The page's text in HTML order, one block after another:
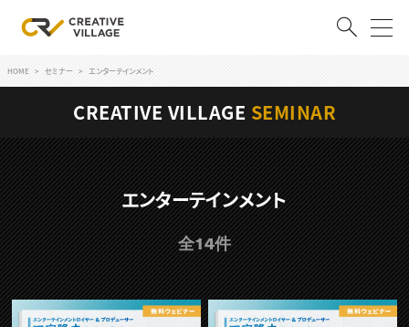
ログイン 会員登録
RECRUIT
クリエイター求人を探す
CREATIVE JOB求人検索
特集求人
採用説明会
転職支援サービス
CONTENTS
HOME セミナー エンターテインメント
CREATIVE VILLAGE SEMINAR
エンターテインメント
全14件